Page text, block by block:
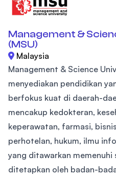
Management &
(MSU)
Malaysia
Management & Science
menyediakan pendidikan
berfokus kuat di daerah-
mencakup kedokteran,
keperawatan, farmasi,
perhotelan, hukum, ilmu
yang ditawarkan
ditetapkan oleh badan-